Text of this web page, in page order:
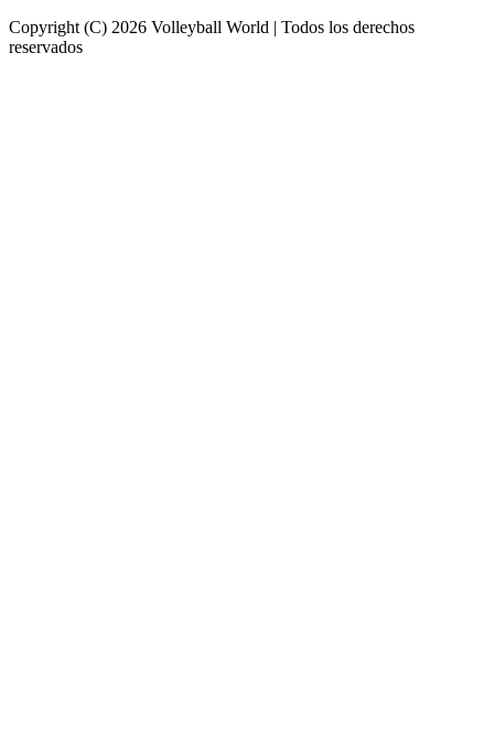
Copyright (C) 2026 Volleyball World | Todos los derechos
reservados